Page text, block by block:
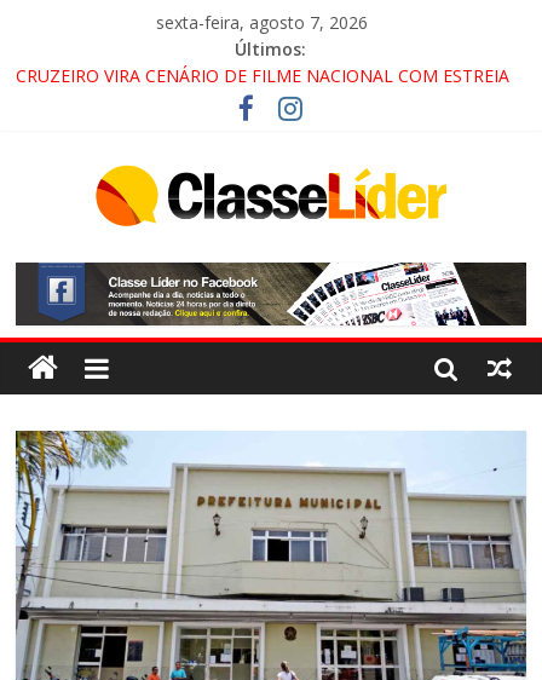
sexta-feira, agosto 7, 2026
Últimos:
CRUZEIRO VIRA CENÁRIO DE FILME NACIONAL COM ESTREIA
PROMOTOR DO GAECO
ACESSO À APARECIDA NA DUTRA SERÁ BLOQUEADO NO FIM
ALTERNATIVAS
LORENA, PINDAMONHANGABA E QUELUZ NA RETA FINAL
PELA FÁBRICA DA COCA-COLA!